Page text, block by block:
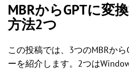
MBRからGPTに変
方法2つ
この投稿では、3つのMBRから
ーを紹介します。2つは